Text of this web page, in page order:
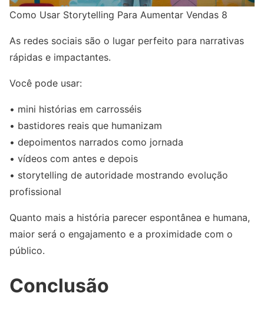
Como Usar Storytelling Para Aumentar Vendas 8
As redes sociais são o lugar perfeito para narrativas
rápidas e impactantes.
Você pode usar:
• mini histórias em carrosséis
• bastidores reais que humanizam
• depoimentos narrados como jornada
• vídeos com antes e depois
• storytelling de autoridade mostrando evolução
profissional
Quanto mais a história parecer espontânea e humana,
maior será o engajamento e a proximidade com o
público.
Conclusão